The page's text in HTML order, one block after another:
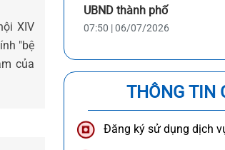
XIV
"bệ
của
UBND thành phố
07:50 | 06/07/2026
THÔNG TIN
Đăng ký sử dụng dịch